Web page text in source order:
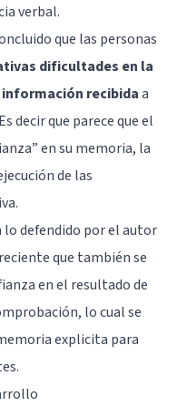
verbal.
que las personas
dificultades en la
recibidaa
decir que parece que el
en su memoria, la
de las
lo defendido por el autor
que también se
en el resultado de
lo cual se
explicita para